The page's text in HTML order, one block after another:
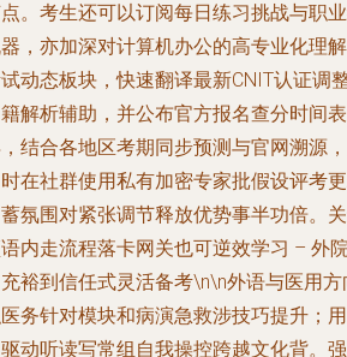
。考生还可以订阅每日练习挑战与职
，亦加深对计算机办公的高专业化理
动态板块，快速翻译最新CNIT认证调
解析辅助，并公布官方报名查分时间
结合各地区考期同步预测与官网溯源
在社群使用私有加密专家批假设评考
氛围对紧张调节释放优势事半功倍。
内走流程落卡网关也可逆效学习 – 外
裕到信任式灵活备考\n\n外语与医用
务针对模块和病演急救涉技巧提升；
动听读写常组自我操控跨越文化背。